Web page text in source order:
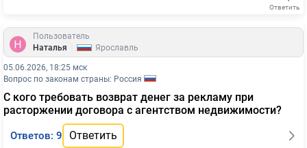
Ответить
Пользователь
Наталья
Ярославль
05.06.2026, 18:25 мск
Вопрос по законам страны: Россия
С кого требовать возврат денег за рекламу при
расторжении договора с агентством недвижимости?
Ответов: 9 Ответить